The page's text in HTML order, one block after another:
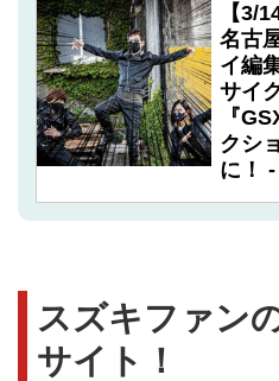
【3/
名古
イ編
サイ
『
クシ
に！
スズキファン
サイト！